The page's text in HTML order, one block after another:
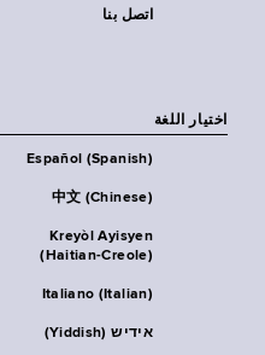
اتصل بنا
اختيار اللغة
Español (Spanish)
中文 (Chinese)
Kreyòl Ayisyen
(Haitian-Creole)
Italiano (Italian)
אידיש (Yiddish)